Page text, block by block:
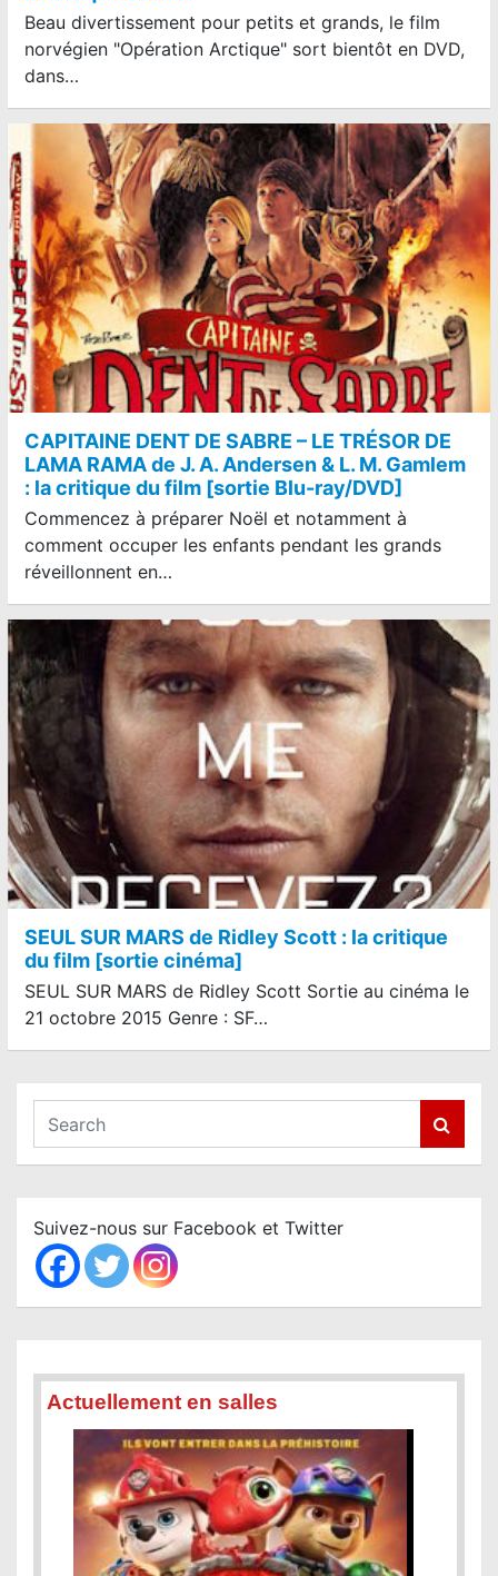
Beau divertissement pour petits et grands, le film
norvégien "Opération Arctique" sort bientôt en DVD,
dans…
CAPITAINE DENT DE SABRE – LE TRÉSOR DE
LAMA RAMA de J. A. Andersen & L. M. Gamlem
: la critique du film [sortie Blu-ray/DVD]
Commencez à préparer Noël et notamment à
comment occuper les enfants pendant les grands
réveillonnent en…
SEUL SUR MARS de Ridley Scott : la critique
du film [sortie cinéma]
SEUL SUR MARS de Ridley Scott Sortie au cinéma le
21 octobre 2015 Genre : SF…
a
c
h
Suivez-nous sur Facebook et Twitter
Actuellement en salles